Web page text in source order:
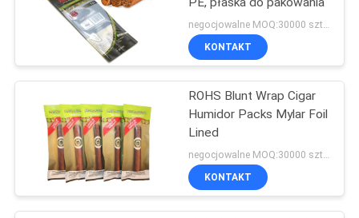
Wstępnie zwinięte
szyszki
22
negocjowalne MOQ:30000 sztuk
KONTAKT
ROHS Blunt Wrap Cigar
Humidor Packs Mylar Foil
Lined
KONTAKT